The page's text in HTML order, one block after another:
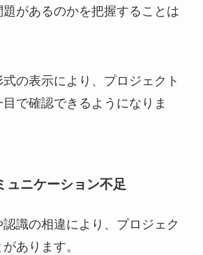
があるのかを把握することは
の表示により、プロジェクト
で確認できるようになりま
ュニケーション不足
識の相違により、プロジェク
あります。